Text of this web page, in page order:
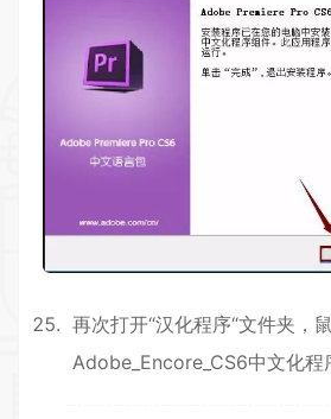
再次打开“汉化程序“文件夹，
Adobe_Encore_CS6中文化程